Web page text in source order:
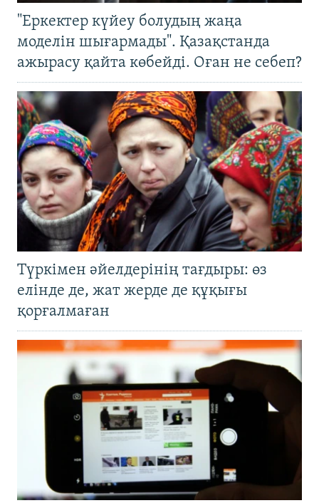
"Еркектер күйеу болудың жаңа
моделін шығармады". Қазақстанда
ажырасу қайта көбейді. Оған не себеп?
Түркімен әйелдерінің тағдыры: өз
елінде де, жат жерде де құқығы
қорғалмаған